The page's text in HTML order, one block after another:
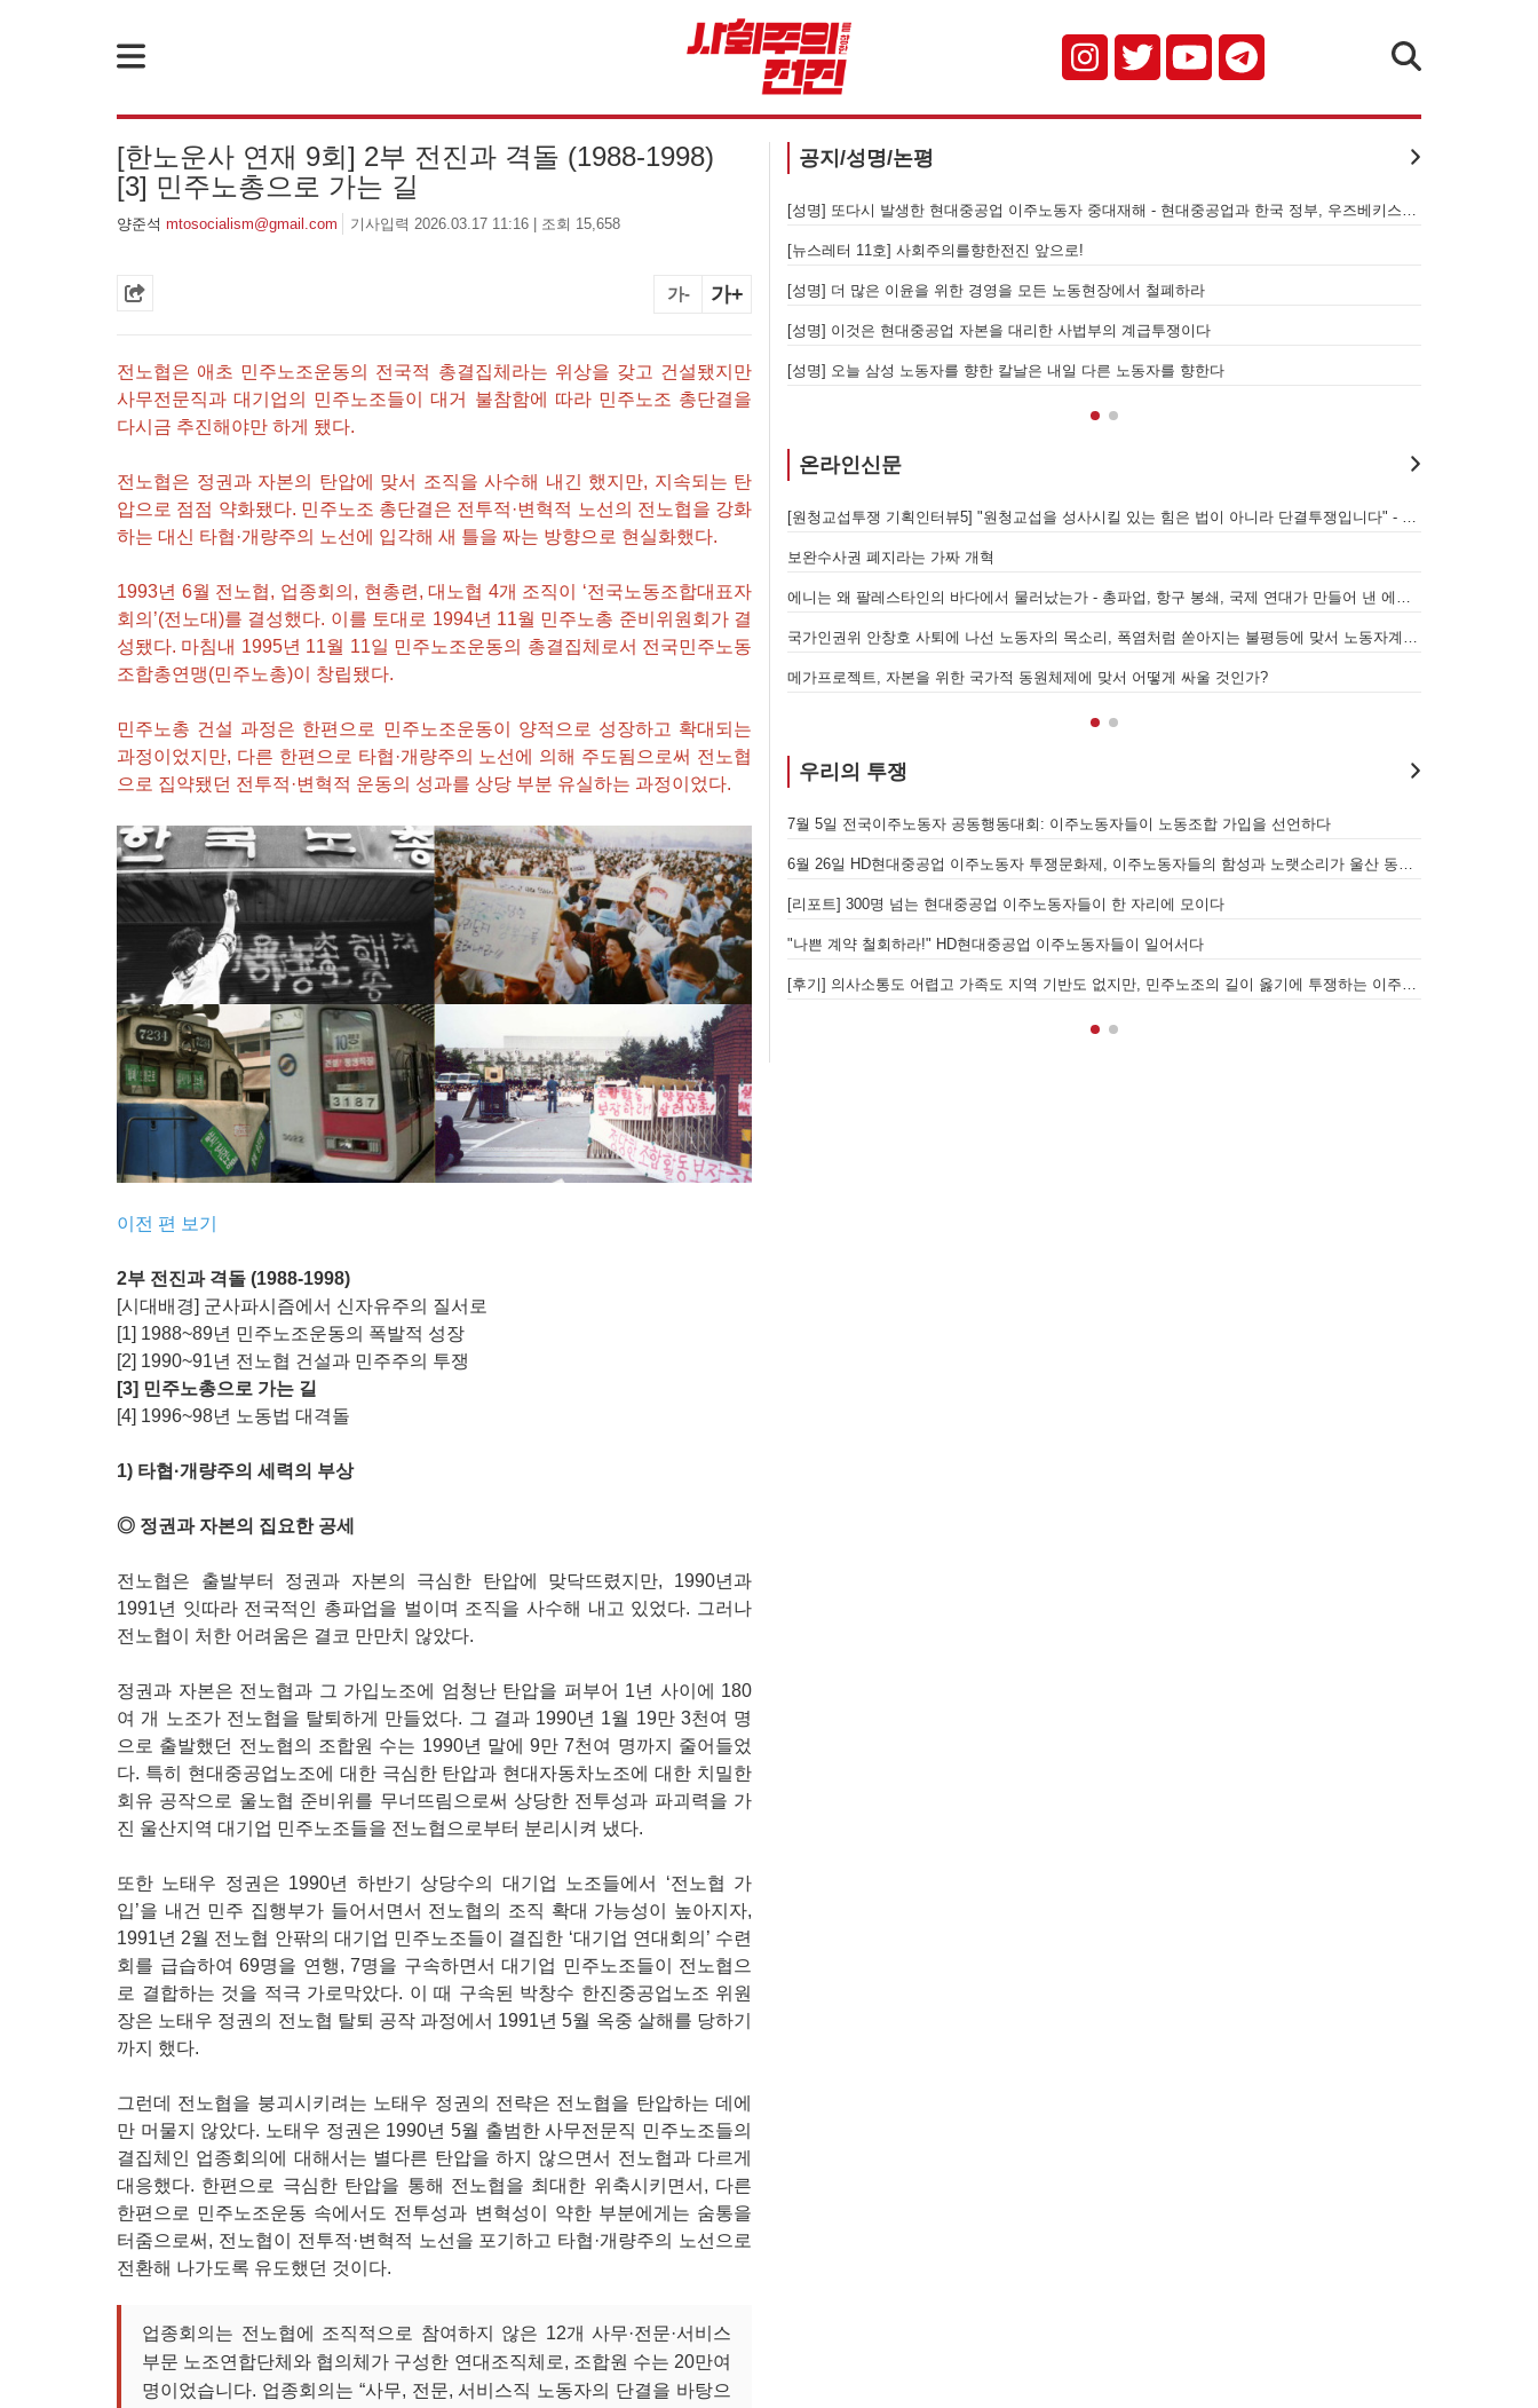
[한노운사 연재 9회] 2부 전진과 격돌 (1988-1998)
[3] 민주노총으로 가는 길
양준석 mtosocialism@gmail.com 기사입력 2026.03.17 11:16 | 조회 15,658
가- 가+
전노협은 애초 민주노조운동의 전국적 총결집체라는 위상을 갖고 건설됐지만
사무전문직과 대기업의 민주노조들이 대거 불참함에 따라 민주노조 총단결을
다시금 추진해야만 하게 됐다.
전노협은 정권과 자본의 탄압에 맞서 조직을 사수해 내긴 했지만, 지속되는 탄
압으로 점점 약화됐다. 민주노조 총단결은 전투적·변혁적 노선의 전노협을 강화
하는 대신 타협·개량주의 노선에 입각해 새 틀을 짜는 방향으로 현실화했다.
1993년 6월 전노협, 업종회의, 현총련, 대노협 4개 조직이 ‘전국노동조합대표자
회의’(전노대)를 결성했다. 이를 토대로 1994년 11월 민주노총 준비위원회가 결
성됐다. 마침내 1995년 11월 11일 민주노조운동의 총결집체로서 전국민주노동
조합총연맹(민주노총)이 창립됐다.
민주노총 건설 과정은 한편으로 민주노조운동이 양적으로 성장하고 확대되는
과정이었지만, 다른 한편으로 타협·개량주의 노선에 의해 주도됨으로써 전노협
으로 집약됐던 전투적·변혁적 운동의 성과를 상당 부분 유실하는 과정이었다.
이전 편 보기
2부 전진과 격돌 (1988-1998)
[시대배경] 군사파시즘에서 신자유주의 질서로
[1] 1988~89년 민주노조운동의 폭발적 성장
[2] 1990~91년 전노협 건설과 민주주의 투쟁
[3] 민주노총으로 가는 길
[4] 1996~98년 노동법 대격돌
1) 타협·개량주의 세력의 부상
◎ 정권과 자본의 집요한 공세
전노협은 출발부터 정권과 자본의 극심한 탄압에 맞닥뜨렸지만, 1990년과
1991년 잇따라 전국적인 총파업을 벌이며 조직을 사수해 내고 있었다. 그러나
전노협이 처한 어려움은 결코 만만치 않았다.
정권과 자본은 전노협과 그 가입노조에 엄청난 탄압을 퍼부어 1년 사이에 180
여 개 노조가 전노협을 탈퇴하게 만들었다. 그 결과 1990년 1월 19만 3천여 명
으로 출발했던 전노협의 조합원 수는 1990년 말에 9만 7천여 명까지 줄어들었
다. 특히 현대중공업노조에 대한 극심한 탄압과 현대자동차노조에 대한 치밀한
회유 공작으로 울노협 준비위를 무너뜨림으로써 상당한 전투성과 파괴력을 가
진 울산지역 대기업 민주노조들을 전노협으로부터 분리시켜 냈다.
또한 노태우 정권은 1990년 하반기 상당수의 대기업 노조들에서 ‘전노협 가
입’을 내건 민주 집행부가 들어서면서 전노협의 조직 확대 가능성이 높아지자,
1991년 2월 전노협 안팎의 대기업 민주노조들이 결집한 ‘대기업 연대회의’ 수련
회를 급습하여 69명을 연행, 7명을 구속하면서 대기업 민주노조들이 전노협으
로 결합하는 것을 적극 가로막았다. 이 때 구속된 박창수 한진중공업노조 위원
장은 노태우 정권의 전노협 탈퇴 공작 과정에서 1991년 5월 옥중 살해를 당하기
까지 했다.
그런데 전노협을 붕괴시키려는 노태우 정권의 전략은 전노협을 탄압하는 데에
만 머물지 않았다. 노태우 정권은 1990년 5월 출범한 사무전문직 민주노조들의
결집체인 업종회의에 대해서는 별다른 탄압을 하지 않으면서 전노협과 다르게
대응했다. 한편으로 극심한 탄압을 통해 전노협을 최대한 위축시키면서, 다른
한편으로 민주노조운동 속에서도 전투성과 변혁성이 약한 부분에게는 숨통을
터줌으로써, 전노협이 전투적·변혁적 노선을 포기하고 타협·개량주의 노선으로
전환해 나가도록 유도했던 것이다.
업종회의는 전노협에 조직적으로 참여하지 않은 12개 사무·전문·서비스
부문 노조연합단체와 협의체가 구성한 연대조직체로, 조합원 수는 20만여
명이었습니다. 업종회의는 “사무, 전문, 서비스직 노동자의 단결을 바탕으
공지/성명/논평
[성명] 말뿐인 학살 규탄은 공모의 또 다른 이름이다! 평화활동가 여권 무효화 지금 당장 철회하라! [성명] 오늘 삼성 노동자를 향한 칼날은 내일 다른 노동자를 향한다
[성명] 기업 범죄 방패막이 사법부, 변하지 않는 체제의 실체 - 아리셀 참사 주범 박순관 4년 선고에 부쳐
[성명] 이재명 정부와 CU 원청이 서광석을 죽였다! - 고 서광석 동지의 죽음을 애도하며
[성명] 고진수를 즉각 석방하라! 감옥에 가야할 자는 주명건과 정근식이다!
온라인신문
[원청교섭투쟁 기획인터뷰3] 다가오는 구조조정, 원청책임 부품·서열노동자 총고용 보장을 요구하며 공동파업에 나섭시다! - 현대 메가프로젝트, 자본을 위한 국가적 동원체제에 맞서 어떻게 싸울 것인가?
경동도시가스 고객서비스센터 안전업무 외주화, 멈춰라!
[번역] 빵과 장미: 자본주의 아래서의 젠더와 계급 (0) 들어가며
누구의 자유인가, 누구를 위한 자유인가 - 왜곡되고 박제된 광주를 넘어
우리의 투쟁
[후기] SK하이닉스·한화에어로스페이스 중대재해, 이윤 위해 생명안전을 위협하는 '첨단산업' 자본을 규탄하다
금속노조 결의대회
7월 5일 전국이주노동자 공동행동대회: 이주노동자들이 노동조합 가입을 선언하다
[리포트] 300명 넘는 현대중공업 이주노동자들이 한 자리에 모이다
"나쁜 계약 철회하라!" HD현대중공업 이주노동자들이 일어서다
[후기] 진짜 사장 서울시와 국가를 앉히는 돌봄 노동자 투쟁을 위해
[후기] 현대차 진짜 사장 당장 나와! - 5월 28일 원청교섭 불응 현대차 규탄 금속노조 결의대회
[발언] 노동절, 우리는 끓어오르는 분노를 안고 이 자리에 섰습니다